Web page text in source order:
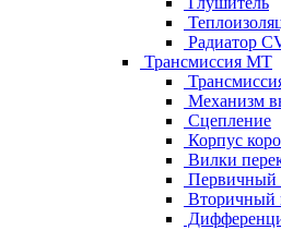
Радиатор
Трансмиссия MT
Механизм
Сцепление
Корпус
Вилки
Первичный
Вторичный